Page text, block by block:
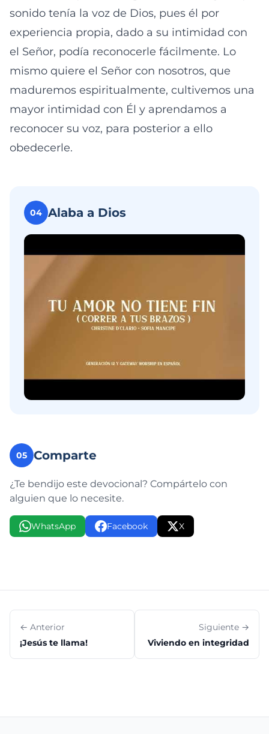
sonido tenía la voz de Dios, pues él por
experiencia propia, dado a su intimidad con
el Señor, podía reconocerle fácilmente. Lo
mismo quiere el Señor con nosotros, que
maduremos espiritualmente, cultivemos una
mayor intimidad con Él y aprendamos a
reconocer su voz, para posterior a ello
obedecerle.
04 Alaba a Dios
05 Comparte
¿Te bendijo este devocional? Compártelo con
alguien que lo necesite.
WhatsApp Facebook X
← Anterior
¡Jesús te llama!
Siguiente →
Viviendo en integridad